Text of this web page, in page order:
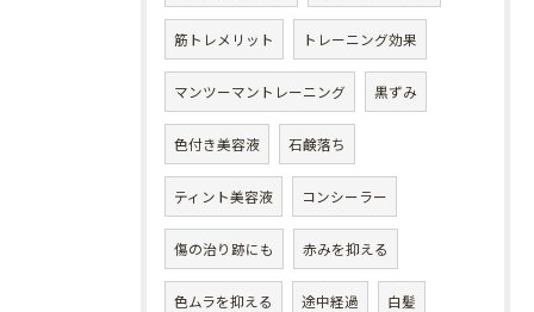
筋トレメリット トレーニング効果
マンツーマントレーニング 黒ずみ
色付き美容液 石鹸落ち
ティント美容液 コンシーラー
傷の治り跡にも 赤みを抑える
色ムラを抑える 途中経過 白髪